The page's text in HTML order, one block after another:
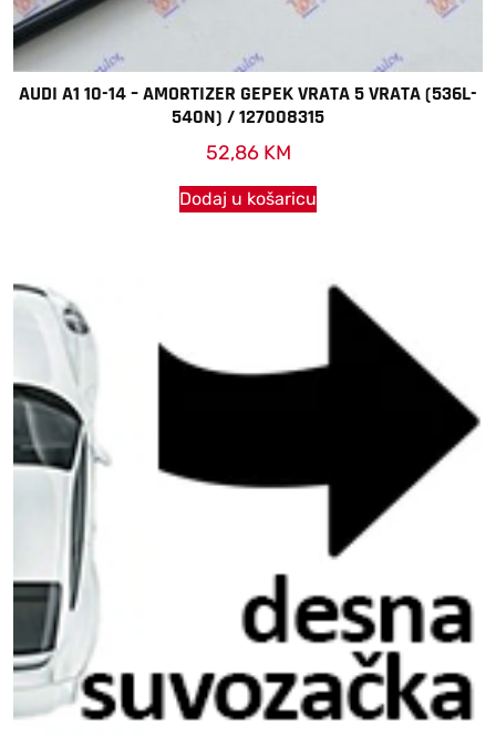
AUDI A1 10-14 – AMORTIZER GEPEK VRATA 5 VRATA (536L-
540N) / 127008315
52,86 KM
Dodaj u košaricu